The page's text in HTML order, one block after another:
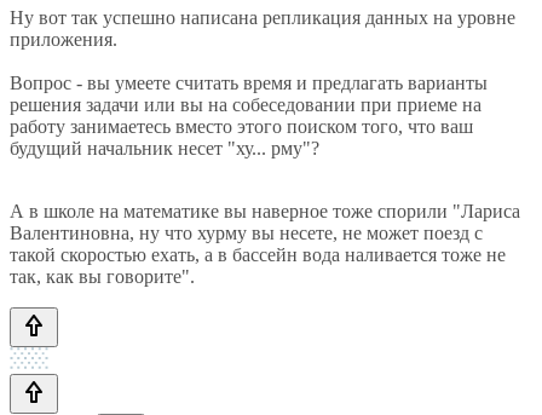
Ну вот так успешно написана репликация данных на уровне
приложения.
Вопрос - вы умеете считать время и предлагать варианты
решения задачи или вы на собеседовании при приеме на
работу занимаетесь вместо этого поиском того, что ваш
будущий начальник несет "ху... рму"?
А в школе на математике вы наверное тоже спорили "Лариса
Валентиновна, ну что хурму вы несете, не может поезд с
такой скоростью ехать, а в бассейн вода наливается тоже не
так, как вы говорите".